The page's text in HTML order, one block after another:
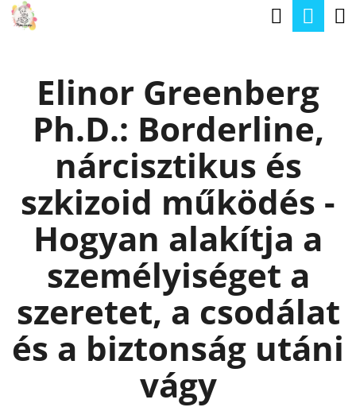
Ugrás
tartalomhozElinor Greenberg
Ph.D.: Borderline,
nárcisztikus és
szkizoid működés -
Hogyan alakítja a
személyiséget a
szeretet, a csodálat
és a biztonság utáni
vágy
K
?
KERESÉS